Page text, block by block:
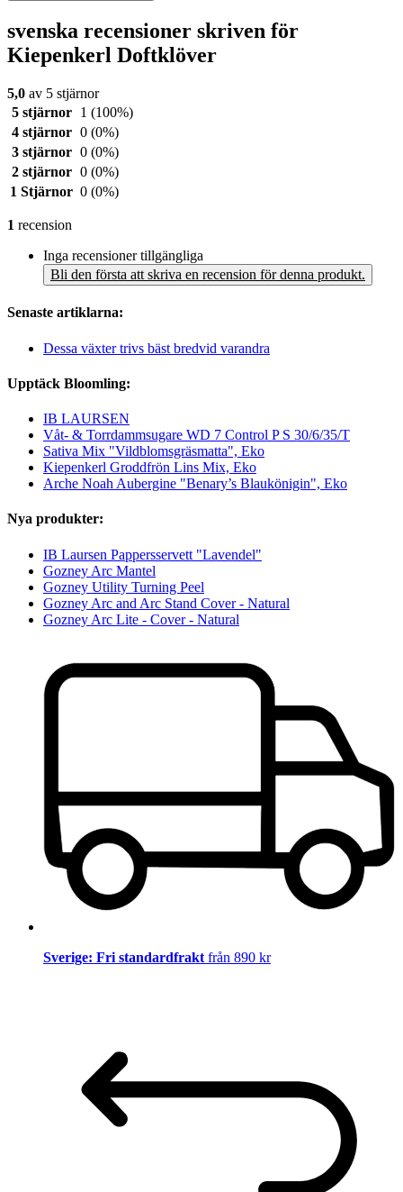
svenska recensioner skriven för
Kiepenkerl Doftklöver
5,0 av 5 stjärnor
5 stjärnor
1 (100%)
4 stjärnor 0 (0%)
3 stjärnor 0 (0%)
2 stjärnor 0 (0%)
1 Stjärnor 0 (0%)
1 recension
Inga recensioner tillgängliga
Bli den första att skriva en recension för denna produkt.
Senaste artiklarna:
Dessa växter trivs bäst bredvid varandra
Upptäck Bloomling:
IB LAURSEN
Våt- & Torrdammsugare WD 7 Control P S 30/6/35/T
Sativa Mix "Vildblomsgräsmatta", Eko
Kiepenkerl Groddfrön Lins Mix, Eko
Arche Noah Aubergine "Benary’s Blaukönigin", Eko
Nya produkter:
IB Laursen Pappersservett "Lavendel"
Gozney Arc Mantel
Gozney Utility Turning Peel
Gozney Arc and Arc Stand Cover - Natural
Gozney Arc Lite - Cover - Natural
Sverige: Fri standardfrakt från 890 kr